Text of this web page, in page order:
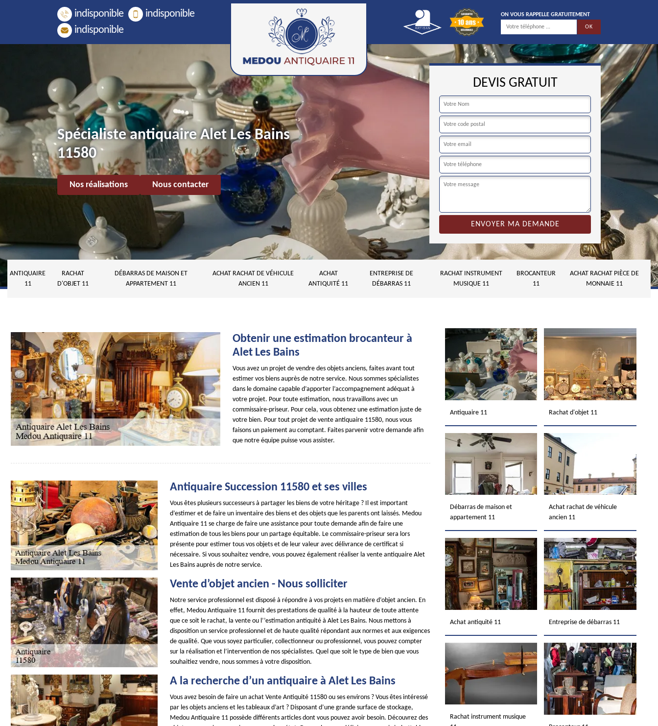
indisponible
indisponible
indisponible
ON VOUS RAPPELLE GRATUITEMENT
Spécialiste antiquaire Alet Les Bains
11580
Nos réalisations Nous contacter
DEVIS GRATUIT
ANTIQUAIRE
11
RACHAT
D'OBJET 11
DÉBARRAS DE MAISON ET
APPARTEMENT 11
ACHAT RACHAT DE VÉHICULE
ANCIEN 11
ACHAT
ANTIQUITÉ 11
ENTREPRISE DE
DÉBARRAS 11
RACHAT INSTRUMENT
MUSIQUE 11
BROCANTEUR
11
ACHAT RACHAT PIÈCE DE
MONNAIE 11
Obtenir une estimation brocanteur à
Alet Les Bains
Vous avez un projet de vendre des objets anciens, faites avant tout
estimer vos biens auprès de notre service. Nous sommes spécialistes
dans le domaine capable d’apporter l’accompagnement adéquat à
votre projet. Pour toute estimation, nous travaillons avec un
commissaire-priseur. Pour cela, vous obtenez une estimation juste de
votre bien. Pour tout projet de vente antiquaire 11580, nous vous
faisons un paiement au comptant. Faites parvenir votre demande afin
que notre équipe puisse vous assister.
Antiquaire Succession 11580 et ses villes
Vous êtes plusieurs successeurs à partager les biens de votre héritage ? Il est important
d’estimer et de faire un inventaire des biens et des objets que les parents ont laissés. Medou
Antiquaire 11 se charge de faire une assistance pour toute demande afin de faire une
estimation de tous les biens pour un partage équitable. Le commissaire-priseur sera lors
présente pour estimer tous vos objets et de leur valeur avec délivrance de certificat si
nécessaire. Si vous souhaitez vendre, vous pouvez également réaliser la vente antiquaire Alet
Les Bains auprès de notre service.
Vente d’objet ancien - Nous solliciter
Notre service professionnel est disposé à répondre à vos projets en matière d’objet ancien. En
effet, Medou Antiquaire 11 fournit des prestations de qualité à la hauteur de toute attente
que ce soit le rachat, la vente ou l’’estimation antiquité à Alet Les Bains. Nous mettons à
disposition un service professionnel et de haute qualité répondant aux normes et aux exigences
de qualité. Que vous soyez particulier, collectionneur ou professionnel, vous pouvez compter
sur la réalisation et l’intervention de nos spécialistes. Quel que soit le type de bien que vous
souhaitiez vendre, nous sommes à votre disposition.
A la recherche d’un antiquaire à Alet Les Bains
Vous avez besoin de faire un achat Vente Antiquité 11580 ou ses environs ? Vous êtes intéressé
par les objets anciens et les tableaux d’art ? Disposant d’une grande surface de stockage,
Medou Antiquaire 11 possède différents articles dont vous pouvez avoir besoin. Découvrez des
Antiquaire 11 Rachat d'objet 11
Débarras de maison et
appartement 11
Achat rachat de véhicule
ancien 11
Achat antiquité 11 Entreprise de débarras 11
Rachat instrument musique